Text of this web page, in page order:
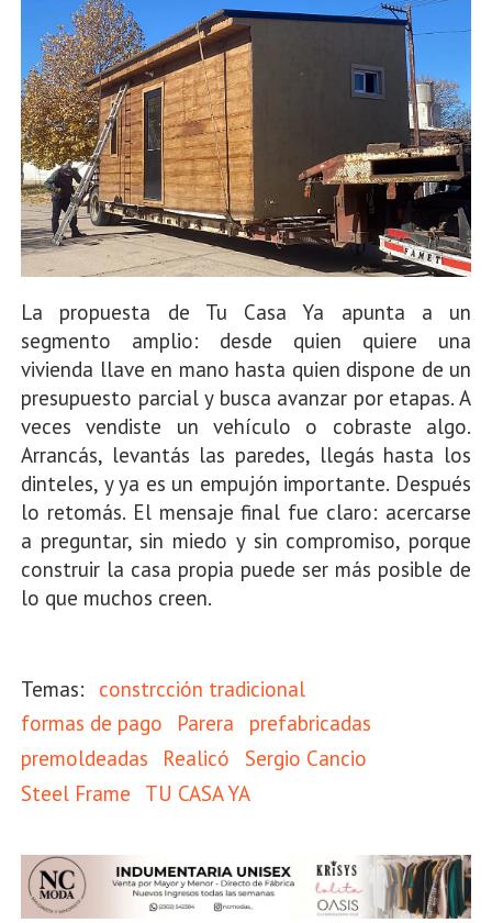
La propuesta de Tu Casa Ya apunta a un
segmento amplio: desde quien quiere una
vivienda llave en mano hasta quien dispone de un
presupuesto parcial y busca avanzar por etapas. A
veces vendiste un vehículo o cobraste algo.
Arrancás, levantás las paredes, llegás hasta los
dinteles, y ya es un empujón importante. Después
lo retomás. El mensaje final fue claro: acercarse
a preguntar, sin miedo y sin compromiso, porque
construir la casa propia puede ser más posible de
lo que muchos creen.
constrcción tradicional
formas de pago
Parera
prefabricadas
premoldeadas
Realicó
Sergio Cancio
Steel Frame
TU CASA YA